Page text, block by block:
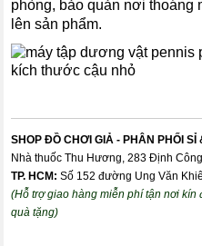
phòng, bảo quản nơi thoáng
lên sản phẩm.
SHOP ĐỒ CHƠI GIẢ - PHÂN PHỐI SỈ
Nhà thuốc Thu Hương, 283 Định
TP. HCM: Số 152 đường Ung Văn
(Hỗ trợ giao hàng miễn phí tận nơi
quà tặng)